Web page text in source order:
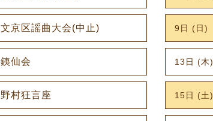
文京区謡曲大会(中止) 9日 (日)
銕仙会 13日 (木)
野村狂言座 15日 (土)